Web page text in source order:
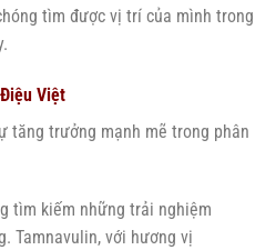
tìm được vị trí của mình trong
Việt
tăng trưởng mạnh mẽ trong phân
tìm kiếm những trải nghiệm
Tamnavulin, với hương vị